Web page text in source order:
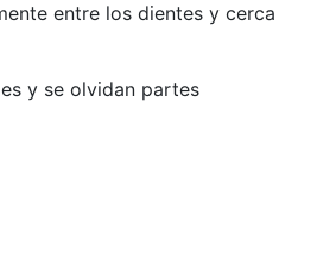
entre los dientes y cerca
y se olvidan partes